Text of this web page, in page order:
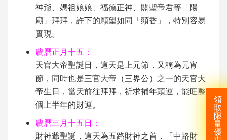
領
取
限
量
優
神爺、媽祖娘娘、福德正神、關聖帝君等「陽
廟」拜拜，許下的願望如同「頭香」，特別容易
實現。
農曆正月十五：
天官大帝聖誕日，這天是上元節，又稱為元宵
節，同時也是三官大帝（三界公）之一的天官大
帝生日，當天前往拜拜，祈求補年頭運，能旺整
個上半年的財運。
農曆三月十五日：
財神爺聖誕，這天為五路財神之首，「中路財